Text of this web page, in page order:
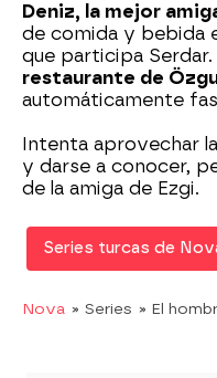
Deniz, la mejor
de comida y bebida
que participa Serdar.
restaurante de
automáticamente
Intenta aprovechar
y darse a conocer,
de la amiga de Ezgi.
Series turcas de
Nova » Series » El